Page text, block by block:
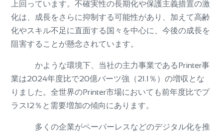
上回っています。不確実性の長期化や保護主義措置の激
化は、成長をさらに抑制する可能性があり、加えて高齢
化やスキル不足に直面する国々を中心に、今後の成長を
阻害することが懸念されています。
かような環境下、当社の主力事業であるPrinter事
業は2024年度比で20億バーツ強（21.1％）の増収とな
りました。全世界のPrinter市場においても前年度比でプ
ラス12％と需要増加の傾向にあります。
多くの企業がペーパーレスなどのデジタル化を推